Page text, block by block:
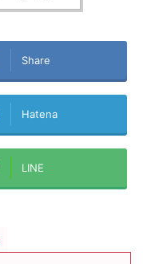
Share
Hatena
LINE